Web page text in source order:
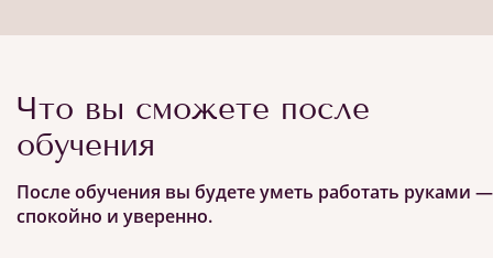
Что вы сможете после
обучения
После обучения вы будете уметь работать руками —
спокойно и уверенно.